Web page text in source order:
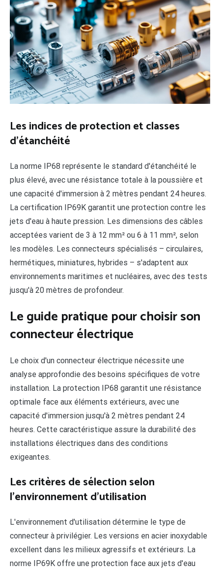
Les indices de protection et classes
d'étanchéité
La norme IP68 représente le standard d'étanchéité le
plus élevé, avec une résistance totale à la poussière et
une capacité d'immersion à 2 mètres pendant 24 heures.
La certification IP69K garantit une protection contre les
jets d'eau à haute pression. Les dimensions des câbles
acceptées varient de 3 à 12 mm² ou 6 à 11 mm², selon
les modèles. Les connecteurs spécialisés – circulaires,
hermétiques, miniatures, hybrides – s'adaptent aux
environnements maritimes et nucléaires, avec des tests
jusqu'à 20 mètres de profondeur.
Le guide pratique pour choisir son
connecteur électrique
Le choix d'un connecteur électrique nécessite une
analyse approfondie des besoins spécifiques de votre
installation. La protection IP68 garantit une résistance
optimale face aux éléments extérieurs, avec une
capacité d'immersion jusqu'à 2 mètres pendant 24
heures. Cette caractéristique assure la durabilité des
installations électriques dans des conditions
exigeantes.
Les critères de sélection selon
l'environnement d'utilisation
L'environnement d'utilisation détermine le type de
connecteur à privilégier. Les versions en acier inoxydable
excellent dans les milieux agressifs et extérieurs. La
norme IP69K offre une protection face aux jets d'eau